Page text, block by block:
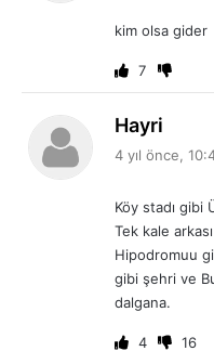
:
kim olsa gider
7
Hayri
4 yıl önce,
Köy stadı gibi
Tek kale
Hipodromuu
gibi şehri ve
dalgana.
4 16